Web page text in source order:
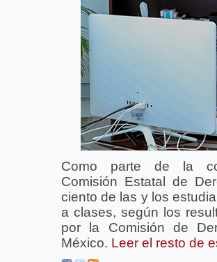
Como parte de la
Comisión Estatal de
ciento de las y los
a clases, según los
por la Comisión de
México. Leer el resto de